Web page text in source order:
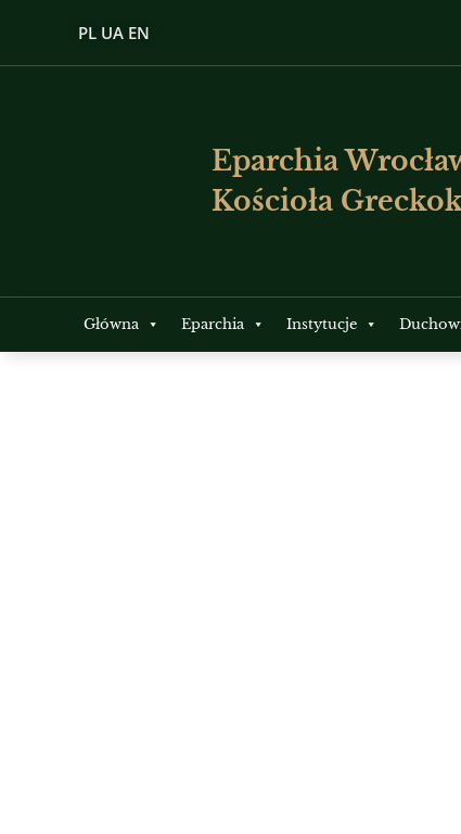
PL UA EN
Eparchia
Kościoła
Główna Eparchia Instytucje